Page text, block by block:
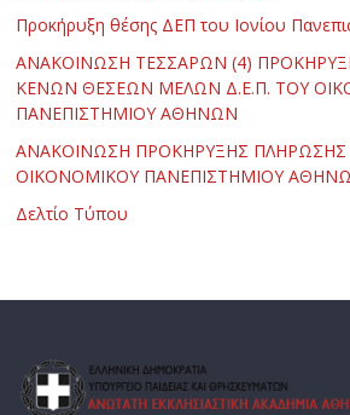
Προκήρυξη θέσης ΔΕΠ του Ιονίου
ΑΝΑΚΟΙΝΩΣΗ ΤΕΣΣΑΡΩΝ (4)
ΚΕΝΩΝ ΘΕΣΕΩΝ ΜΕΛΩΝ Δ.Ε.Π. ΤΟΥ
ΠΑΝΕΠΙΣΤΗΜΙΟΥ ΑΘΗΝΩΝ
ΑΝΑΚΟΙΝΩΣΗ ΠΡΟΚΗΡΥΞΗΣ ΠΛΗΡΩΣΗΣ
ΟΙΚΟΝΟΜΙΚΟΥ ΠΑΝΕΠΙΣΤΗΜΙΟΥ
Δελτίο Τύπου